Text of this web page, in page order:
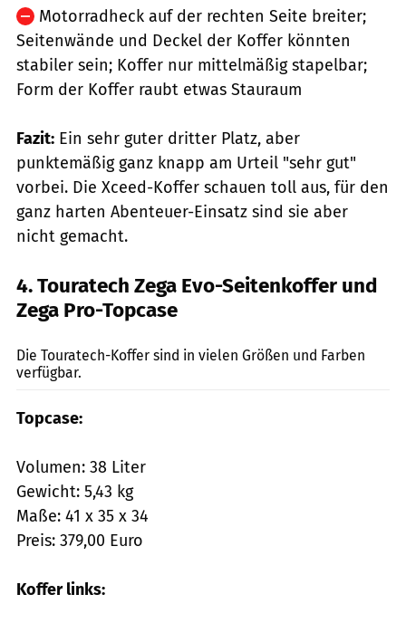
Motorradheck auf der rechten Seite breiter;
Seitenwände und Deckel der Koffer könnten
stabiler sein; Koffer nur mittelmäßig stapelbar;
Form der Koffer raubt etwas Stauraum
Fazit: Ein sehr guter dritter Platz, aber
punktemäßig ganz knapp am Urteil "sehr gut"
vorbei. Die Xceed-Koffer schauen toll aus, für den
ganz harten Abenteuer-Einsatz sind sie aber
nicht gemacht.
4. Touratech Zega Evo-Seitenkoffer und
Zega Pro-Topcase
Die Touratech-Koffer sind in vielen Größen und Farben
verfügbar.
Topcase:
Volumen: 38 Liter
Gewicht: 5,43 kg
Maße: 41 x 35 x 34
Preis: 379,00 Euro
Koffer links: